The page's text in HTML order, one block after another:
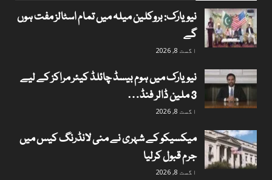
نیویارک: بروکلین میلہ میں تمام اسٹالز مفت ہوں
گے
اگست 8, 2026
نیویارک میں ہوم بیسڈ چائلڈ کیئر مراکز کے لیے
3 ملین ڈالر فنڈ…
اگست 8, 2026
میکسیکو کے شہری نے منی لانڈرنگ کیس میں
جرم قبول کرلیا
اگست 8, 2026